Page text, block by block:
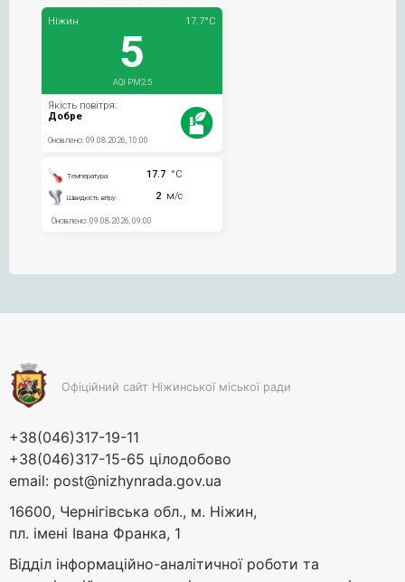
Офіційний сайт Ніжинської міської ради
+38(046)317-19-11
+38(046)317-15-65 цілодобово
email: post@nizhynrada.gov.ua
16600, Чернігівська обл., м. Ніжин,
пл. імені Івана Франка, 1
Відділ інформаційно-аналітичної роботи та